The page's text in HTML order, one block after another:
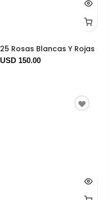
25 Rosas Blancas Y Rojas
USD 150.00